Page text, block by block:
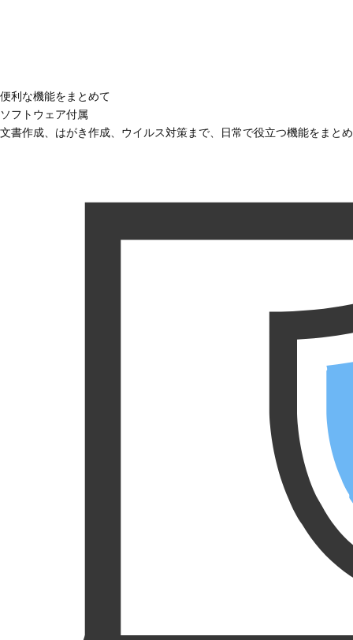
便利な機能をまとめて
ソフトウェア付属
文書作成、はがき作成、ウイルス対策まで、日常で役立つ機能をまと